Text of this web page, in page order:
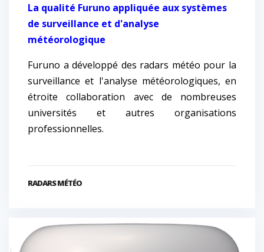
La qualité Furuno appliquée aux systèmes
de surveillance et d'analyse
météorologique
Furuno a développé des radars météo pour la
surveillance et l'analyse météorologiques, en
étroite collaboration avec de nombreuses
universités et autres organisations
professionnelles.
RADARS MÉTÉO